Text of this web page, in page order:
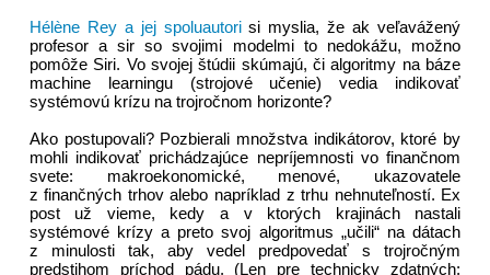
Hélène Rey a jej spoluautorisi myslia, že ak veľavážený
profesor a sir so svojimi modelmi to nedokážu, možno
pomôže Siri. Vo svojej štúdii skúmajú, či algoritmy na báze
machine learningu (strojové učenie) vedia indikovať
systémovú krízu na trojročnom horizonte?
Ako postupovali? Pozbierali množstva indikátorov, ktoré by
mohli indikovať prichádzajúce nepríjemnosti vo finančnom
svete: makroekonomické, menové, ukazovatele
z finančných trhov alebo napríklad z trhu nehnuteľností. Ex
post už vieme, kedy a v ktorých krajinách nastali
systémové krízy a preto svoj algoritmus „učili“ na dátach
z minulosti tak, aby vedel predpovedať s trojročným
predstihom príchod pádu. (Len pre technicky zdatných: